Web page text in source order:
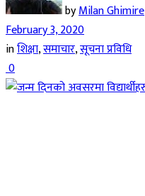
byMilan Ghimire
February 3, 2020
inशिक्षा,समाचार,सूचना प्रविधि
0